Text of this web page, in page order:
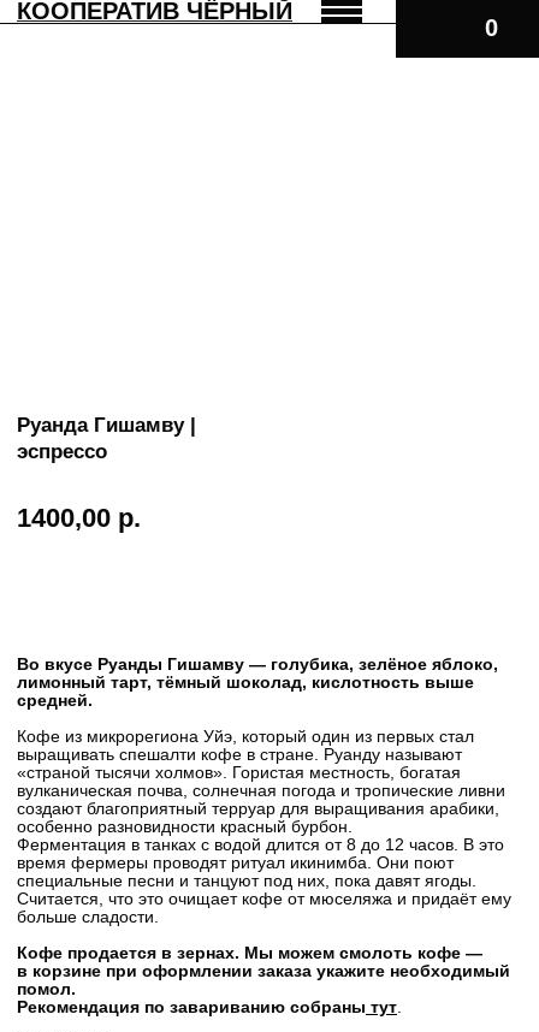
КООПЕРАТИВ ЧЁРНЫЙ
Руанда Гишамву |
эспрессо
1400,00 р.
Во вкусе Руанды Гишамву — голубика, зелёное яблоко,
лимонный тарт, тёмный шоколад, кислотность выше
средней.
Кофе из микрорегиона Уйэ, который один из первых стал
выращивать спешалти кофе в стране. Руанду называют
«страной тысячи холмов». Гористая местность, богатая
вулканическая почва, солнечная погода и тропические ливни
создают благоприятный терруар для выращивания арабики,
особенно разновидности красный бурбон.
Ферментация в танках с водой длится от 8 до 12 часов. В это
время фермеры проводят ритуал икинимба. Они поют
специальные песни и танцуют под них, пока давят ягоды.
Считается, что это очищает кофе от мюселяжа и придаёт ему
больше сладости.
Кофе продается в зернах. Мы можем смолоть кофе —
в корзине при оформлении заказа укажите необходимый
помол.
Рекомендация по завариванию собраны тут